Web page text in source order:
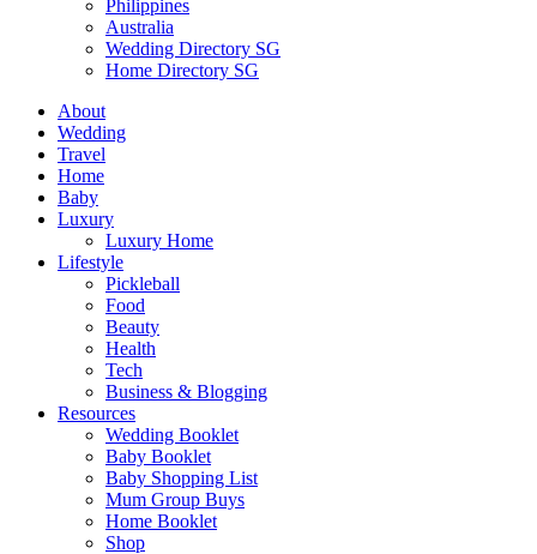
Philippines
Australia
Wedding Directory SG
Home Directory SG
About
Wedding
Travel
Home
Baby
Luxury
Luxury Home
Lifestyle
Pickleball
Food
Beauty
Health
Tech
Business & Blogging
Resources
Wedding Booklet
Baby Booklet
Baby Shopping List
Mum Group Buys
Home Booklet
Shop